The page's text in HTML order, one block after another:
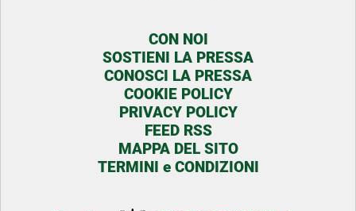
CON NOI
SOSTIENI LA PRESSA
CONOSCI LA PRESSA
COOKIE POLICY
PRIVACY POLICY
FEED RSS
MAPPA DEL SITO
TERMINI e CONDIZIONI